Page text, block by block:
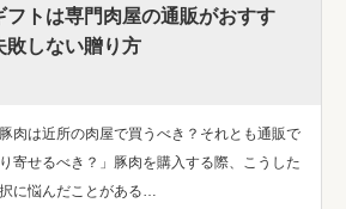
フトは専門肉屋の通販がおすす
敗しない贈り方
豚肉は近所の肉屋で買うべき？それとも通販で
寄せるべき？」豚肉を購入する際、こうした
に悩んだことがある…